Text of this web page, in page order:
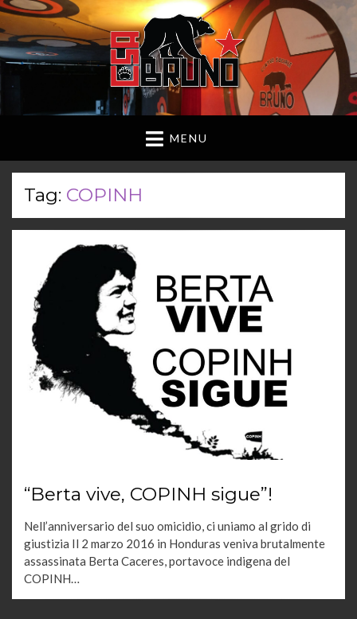
MENU
Tag: COPINH
“Berta vive, COPINH sigue”!
Nell’anniversario del suo omicidio, ci uniamo al grido di
giustizia Il 2 marzo 2016 in Honduras veniva brutalmente
assassinata Berta Caceres, portavoce indigena del
COPINH…